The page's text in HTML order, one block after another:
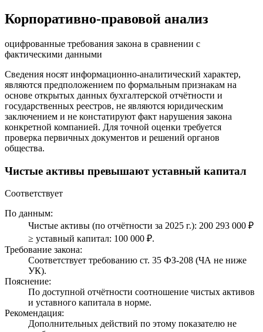
Корпоративно-правовой анализ
оцифрованные требования закона в сравнении с
фактическими данными
Сведения носят информационно-аналитический характер,
являются предположением по формальным признакам на
основе открытых данных бухгалтерской отчётности и
государственных реестров, не являются юридическим
заключением и не констатируют факт нарушения закона
конкретной компанией. Для точной оценки требуется
проверка первичных документов и решений органов
общества.
Чистые активы превышают уставный капитал
Соответствует
По данным:
Чистые активы (по отчётности за 2025 г.): 200 293 000 ₽
≥ уставный капитал: 100 000 ₽.
Требование закона:
Соответствует требованию ст. 35 ФЗ-208 (ЧА не ниже
УК).
Пояснение:
По доступной отчётности соотношение чистых активов
и уставного капитала в норме.
Рекомендация:
Дополнительных действий по этому показателю не